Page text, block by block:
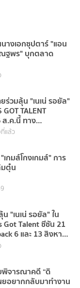
างเอกซุปตาร์ "แอน
ฐพร" บุกตลาด
ร่วมลุ้น "เนเน่ รอยัล"
GOT TALENT
ส.ค.นี้ ทาง
แล้ว
กมส์โกงเกมส์" การ
ตุ๋น
"เนเน่ รอยัล" ใน
Got Talent ซีซัน 21
6 และ 13 สิงหาคม
จารณาคดี “ดิ
ยอยากกลับมาทำงาน